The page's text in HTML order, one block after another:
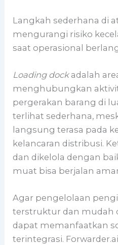
Langkah sederhana di
mengurangi risiko
saat operasional
Loading dockadalah
menghubungkan
pergerakan barang di
terlihat sederhana,
langsung terasa pada
kelancaran distribusi.
dan dikelola dengan
muat bisa berjalan
Agar pengelolaan
terstruktur dan mudah
dapat memanfaatkan
terintegrasi.